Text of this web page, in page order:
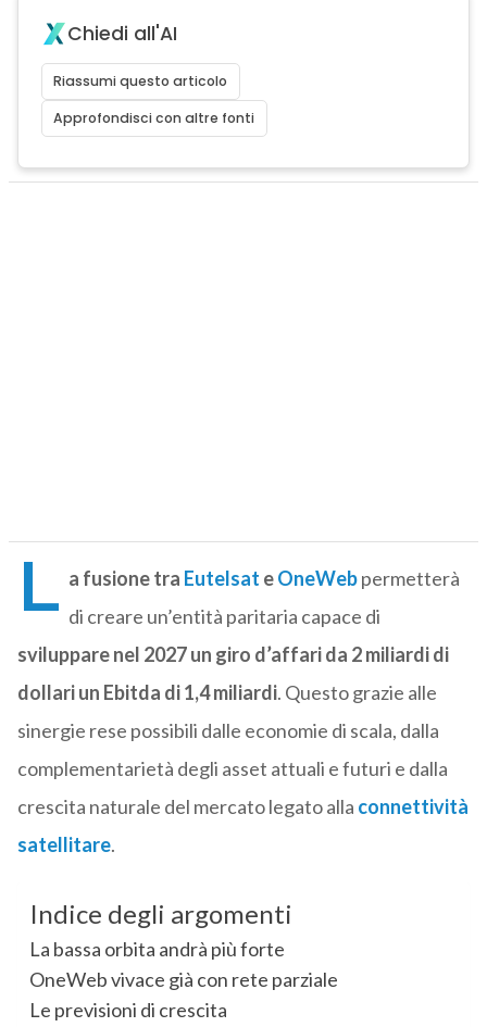
Chiedi all'AI
Riassumi questo articolo
Approfondisci con altre fonti
L a fusione tra Eutelsat eOneWebpermetterà
di creare un’entità paritaria capace di
sviluppare nel 2027 un giro d’affari da 2 miliardi di
dollari un Ebitda di 1,4 miliardi. Questo grazie alle
sinergie rese possibili dalle economie di scala, dalla
complementarietà degli asset attuali e futuri e dalla
crescita naturale del mercato legato alla connettività
satellitare.
Indice degli argomenti
La bassa orbita andrà più forte
OneWeb vivace già con rete parziale
Le previsioni di crescita